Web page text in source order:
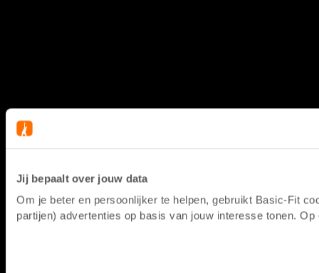
Jij bepaalt over jouw data
Om je beter en persoonlijker te helpen, gebruikt Basic-Fit
partijen) advertenties op basis van jouw interesse tonen.